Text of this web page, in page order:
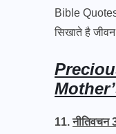
Bible
सिखाते है
11.नीतिवचन